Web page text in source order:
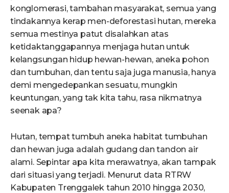
konglomerasi, tambahan masyarakat, semua yang
tindakannya kerap men-deforestasi hutan, mereka
semua mestinya patut disalahkan atas
ketidaktanggapannya menjaga hutan untuk
kelangsungan hidup hewan-hewan, aneka pohon
dan tumbuhan, dan tentu saja juga manusia, hanya
demi mengedepankan sesuatu, mungkin
keuntungan, yang tak kita tahu, rasa nikmatnya
seenak apa?
Hutan, tempat tumbuh aneka habitat tumbuhan
dan hewan juga adalah gudang dan tandon air
alami. Sepintar apa kita merawatnya, akan tampak
dari situasi yang terjadi. Menurut data RTRW
Kabupaten Trenggalek tahun 2010 hingga 2030,